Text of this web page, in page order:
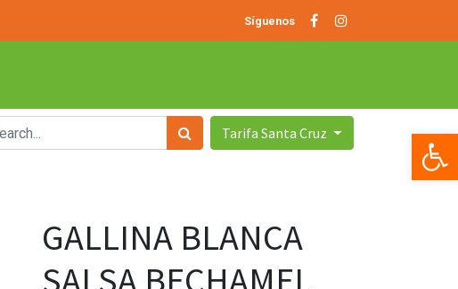
Síguenos
Tarifa Santa Cruz
GALLINA BLANCA